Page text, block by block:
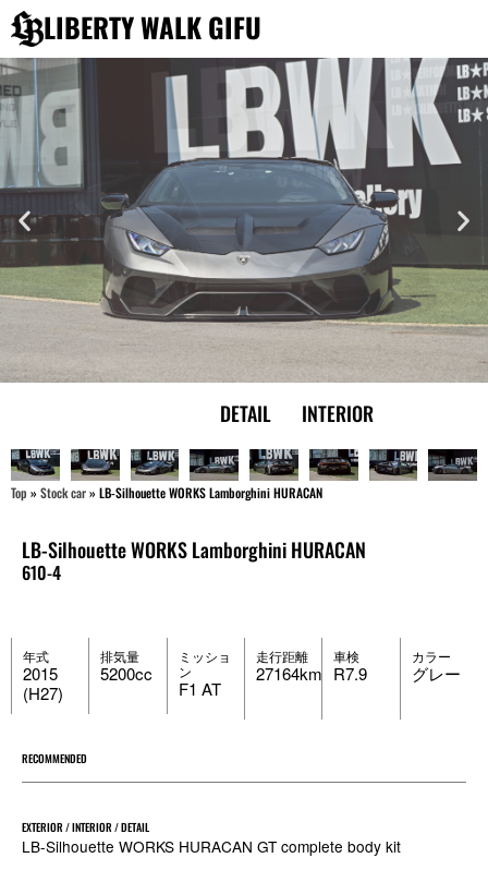
容
を
ス
キ
ッ
プ
LIBERTY WALK GIFU
DETAIL INTERIOR
Top »Stock car»LB-Silhouette WORKS Lamborghini HURACAN
LB-Silhouette WORKS Lamborghini HURACAN
610-4
年式
2015
(H27)
排気量
5200cc
ミッショ
ン
F1 AT
走行距離
27164km
車検
R7.9
カラー
グレー
RECOMMENDED
EXTERIOR / INTERIOR / DETAIL
LB-Silhouette WORKS HURACAN GT complete body kit